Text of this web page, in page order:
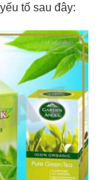
tố sau đây: